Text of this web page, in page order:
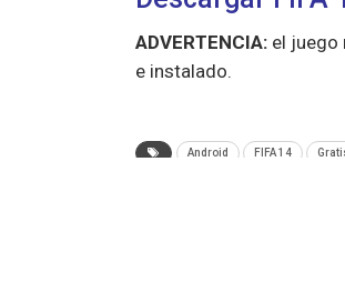
ADVERTENCIA: el juego
e instalado.
Android FIFA 14